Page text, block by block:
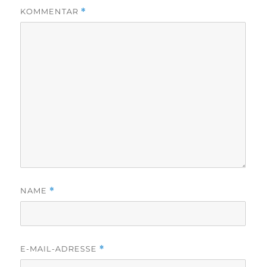
KOMMENTAR *
NAME *
E-MAIL-ADRESSE *